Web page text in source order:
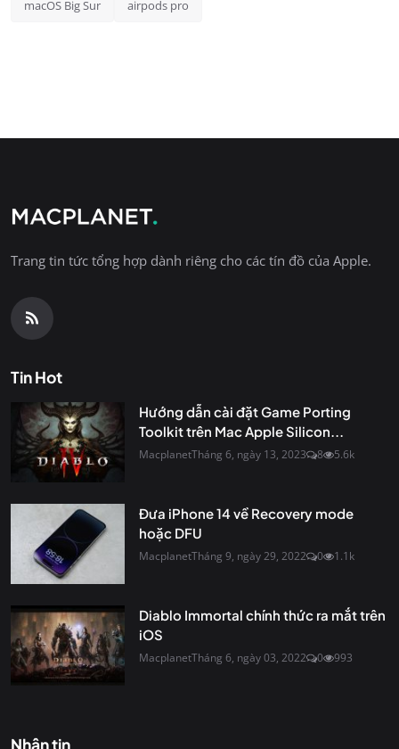
macOS Big Sur airpods pro
Trang tin tức tổng hợp dành riêng cho các tín đồ của Apple.
Tin Hot
Hướng dẫn cài đặt Game Porting
Toolkit trên Mac Apple Silicon...
MacplanetTháng 6, ngày 13, 2023 8 5.6k
Đưa iPhone 14 về Recovery mode
hoặc DFU
MacplanetTháng 9, ngày 29, 2022 0 1.1k
Diablo Immortal chính thức ra mắt trên
iOS
MacplanetTháng 6, ngày 03, 2022 0 993
Nhận tin